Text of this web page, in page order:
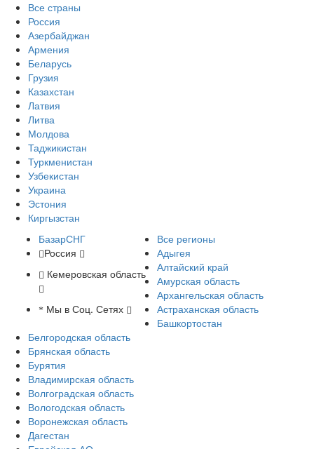
Все страны
Россия
Азербайджан
Армения
Беларусь
Грузия
Казахстан
Латвия
Литва
Молдова
Таджикистан
Туркменистан
Узбекистан
Украина
Эстония
Киргызстан
БазарСНГ
Россия
Кемеровская область
Мы в Соц. Сетях
Все регионы
Адыгея
Алтайский край
Амурская область
Архангельская область
Астраханская область
Башкортостан
Белгородская область
Брянская область
Бурятия
Владимирская область
Волгоградская область
Вологодская область
Воронежская область
Дагестан